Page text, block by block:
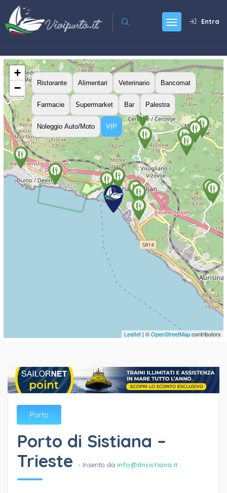
Entra
Ristorante Alimentari Veterinario Bancomat
Farmacie Supermarket Bar Palestra
Noleggio Auto/Moto VIP
+
−
Leaflet | ©OpenStreetMapcontributors
Porto
Porto di Sistiana –
Trieste
- Inserito da info@dnsistiana.it